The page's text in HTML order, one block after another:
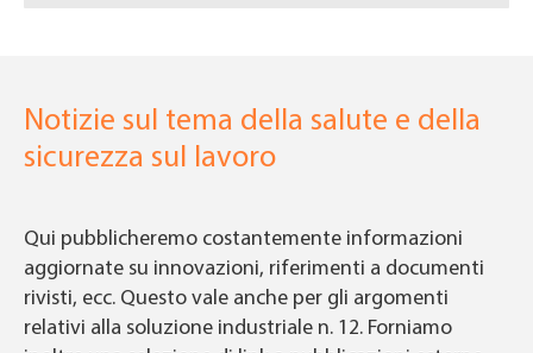
Notizie sul tema della salute e della
sicurezza sul lavoro
Qui pubblicheremo costantemente informazioni
aggiornate su innovazioni, riferimenti a documenti
rivisti, ecc. Questo vale anche per gli argomenti
relativi alla soluzione industriale n. 12. Forniamo